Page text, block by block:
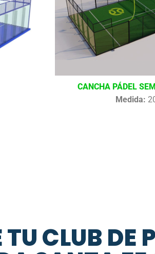
CANCHA PÁDEL
Medida:
CLUB DE